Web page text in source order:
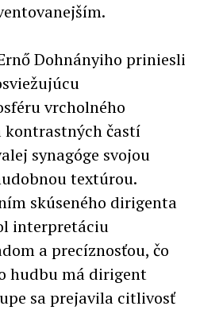
Dohnányiho priniesli
vrcholného
častí
synagóge svojou
textúrou.
skúseného dirigenta
interpretáciu
a precíznosťou, čo
hudbu má dirigent
sa prejavila citlivosť